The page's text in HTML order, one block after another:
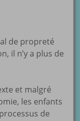
de propreté
il n’y a plus de
et malgré
les enfants
de